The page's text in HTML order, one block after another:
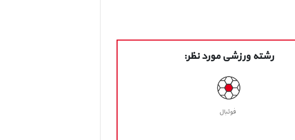
رشته ورزشی مورد نظر:
فوتبال